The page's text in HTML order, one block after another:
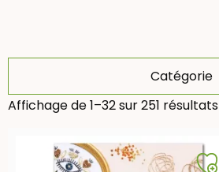
Catégorie
Affichage de 1–32 sur 251 résultats